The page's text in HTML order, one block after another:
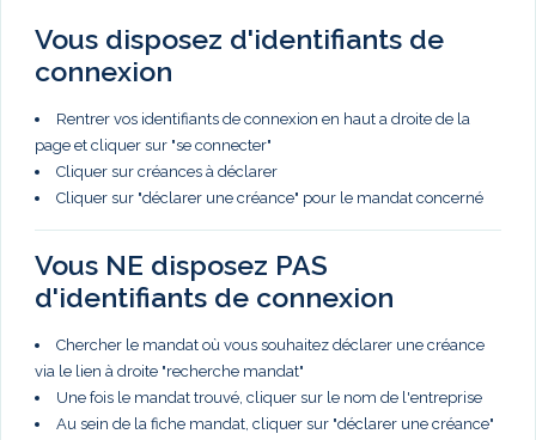
Vous disposez d'identifiants de
connexion
Rentrer vos identifiants de connexion en haut a droite de la
page et cliquer sur "se connecter"
Cliquer sur créances à déclarer
Cliquer sur "déclarer une créance" pour le mandat concerné
Vous NE disposez PAS
d'identifiants de connexion
Chercher le mandat où vous souhaitez déclarer une créance
via le lien à droite "recherche mandat"
Une fois le mandat trouvé, cliquer sur le nom de l'entreprise
Au sein de la fiche mandat, cliquer sur "déclarer une créance"